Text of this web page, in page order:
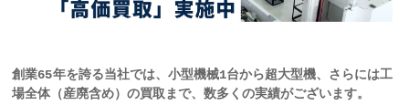
創業65年を誇る当社では、小型機械1台から超大型機、さらには工
場全体（産廃含め）の買取まで、数多くの実績がございます。